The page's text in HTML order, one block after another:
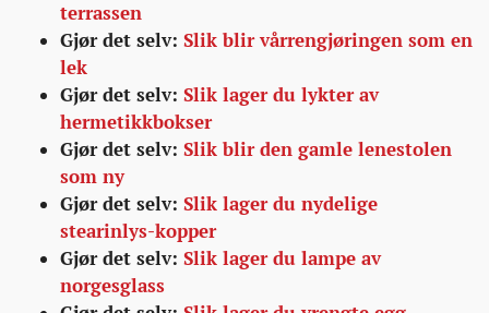
terrassen
Gjør det selv: Slik blir vårrengjøringen som en
lek
Gjør det selv: Slik lager du lykter av
hermetikkbokser
Gjør det selv: Slik blir den gamle lenestolen
som ny
Gjør det selv: Slik lager du nydelige
stearinlys-kopper
Gjør det selv: Slik lager du lampe av
norgesglass